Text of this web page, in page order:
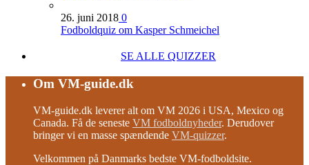
26. juni 2018 0
Fodboldquiz om Kasper Schmeichel
SE ALLE QUIZZER
Om VM-guide.dk
VM-guide.dk leverer alt om VM 2026 i USA, Mexico og
Canada. Få de seneste VM fodboldnyheder. Derudover
bringer vi en masse spændende VM-quizzer.
Velkommen på Danmarks bedste VM-fodboldsite.